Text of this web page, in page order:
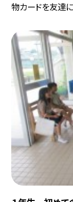
物カードを友達